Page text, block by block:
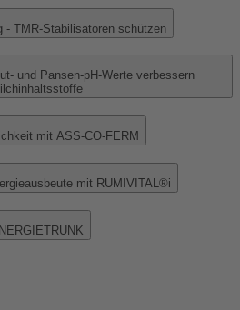
- TMR-Stabilisatoren schützen
und Pansen-pH-Werte verbessern
mit ASS-CO-FERM
mit RUMIVITAL®i